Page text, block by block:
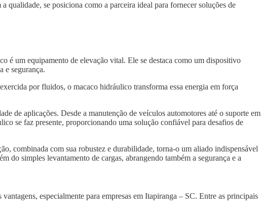
qualidade, se posiciona como a parceira ideal para fornecer soluções de
é um equipamento de elevação vital. Ele se destaca como um dispositivo
e segurança.
por fluidos, o macaco hidráulico transforma essa energia em força
de aplicações. Desde a manutenção de veículos automotores até o suporte em
se faz presente, proporcionando uma solução confiável para desafios de
combinada com sua robustez e durabilidade, torna-o um aliado indispensável
do simples levantamento de cargas, abrangendo também a segurança e a
especialmente para empresas em Itapiranga – SC. Entre as principais